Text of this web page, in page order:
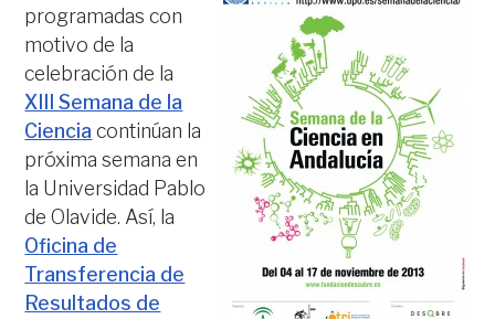
programadas con
motivo de la
celebración de la
XIII Semana de la
Ciencia continúan la
próxima semana en
la Universidad Pablo
de Olavide. Así, la
Oficina de
Transferencia de
Resultados de